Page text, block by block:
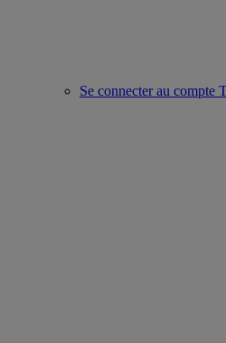
Se connecter au compte